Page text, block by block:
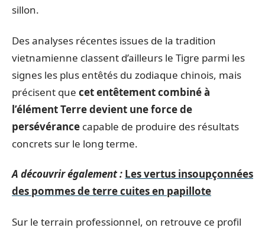
sillon.
Des analyses récentes issues de la tradition
vietnamienne classent d’ailleurs le Tigre parmi les
signes les plus entêtés du zodiaque chinois, mais
précisent que cet entêtement combiné à
l’élément Terre devient une force de
persévérance capable de produire des résultats
concrets sur le long terme.
A découvrir également : Les vertus insoupçonnées
des pommes de terre cuites en papillote
Sur le terrain professionnel, on retrouve ce profil